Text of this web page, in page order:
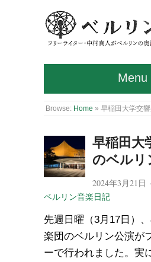
Menu
Browse: Home » 早稲田大学交
早稲田大
のベルリ
2024年3月21日
ベルリン音楽日記
先週日曜（3月17日）
楽団のベルリン公演が
ーで行われました。実